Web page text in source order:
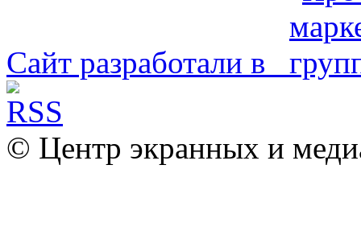
Сайт разработали в
© Центр экранных и